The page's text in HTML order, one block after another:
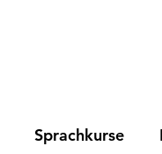
Sprachkurse